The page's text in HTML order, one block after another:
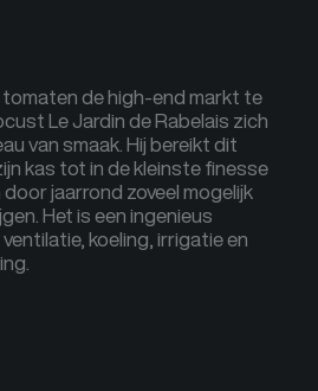
tomaten de high-end markt te
LeJardindeRabelais zich
van smaak. Hij bereikt dit
kas tot in de kleinste finesse
jaarrond zoveel mogelijk
Het is eeningenieus
koeling, irrigatie en
.